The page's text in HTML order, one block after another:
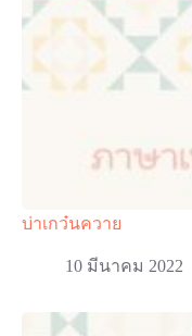
บ่าเกว๋นควาย
10 มีนาคม 2022